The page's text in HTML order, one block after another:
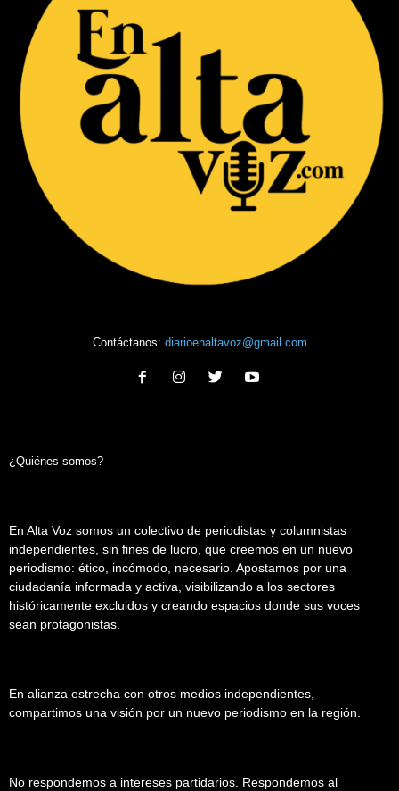
Contáctanos: diarioenaltavoz@gmail.com
¿Quiénes somos?
En Alta Voz somos un colectivo de periodistas y columnistas
independientes, sin fines de lucro, que creemos en un nuevo
periodismo: ético, incómodo, necesario. Apostamos por una
ciudadanía informada y activa, visibilizando a los sectores
históricamente excluidos y creando espacios donde sus voces
sean protagonistas.
En alianza estrecha con otros medios independientes,
compartimos una visión por un nuevo periodismo en la región.
No respondemos a intereses partidarios. Respondemos al